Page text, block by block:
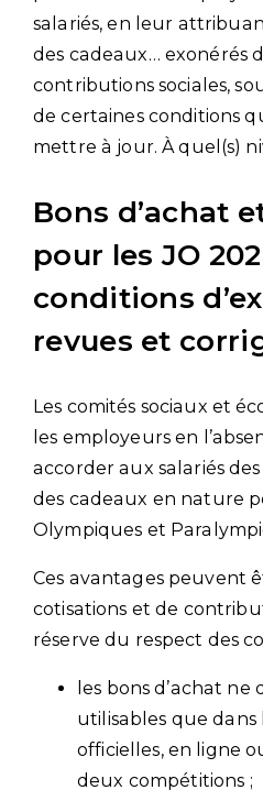
salariés, en leur
des cadeaux… exonérés
contributions sociales,
de certaines conditions
mettre à jour. À quel(s)
Bons d’achat
pour les JO
conditions
revues et
Les comités sociaux et
les employeurs en
accorder aux salariés
des cadeaux en nature
Olympiques et
Ces avantages peuvent
cotisations et de
réserve du respect des
les bons d’achat ne
utilisables que
officielles, en ligne
deux compétitions ;